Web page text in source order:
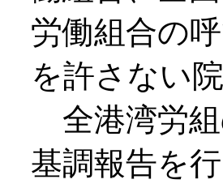
労働組合の
を許さない
全港湾労組
基調報告を